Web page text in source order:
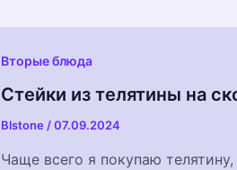
Вторые блюда
Стейки из телятины на
Blstone /07.09.2024
Чаще всего я покупаю